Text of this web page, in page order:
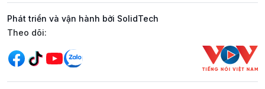
Phát triển và vận hành bởi SolidTech
Mạng xã hội
Theo dõi: